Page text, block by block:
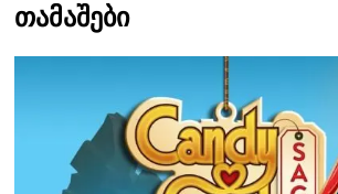
თამაშები